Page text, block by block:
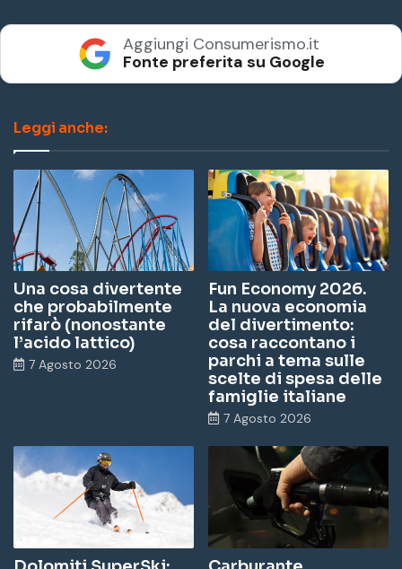
Aggiungi Consumerismo.it
Fonte preferita su Google
Leggi anche:
Una cosa divertente
che probabilmente
rifarò (nonostante
l’acido lattico)
7 Agosto 2026
Fun Economy 2026.
La nuova economia
del divertimento:
cosa raccontano i
parchi a tema sulle
scelte di spesa delle
famiglie italiane
7 Agosto 2026